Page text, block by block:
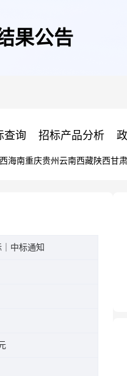
果公告
查询 招标产品分析
海南重庆贵州 云南西藏陕西甘肃
｜中标通知